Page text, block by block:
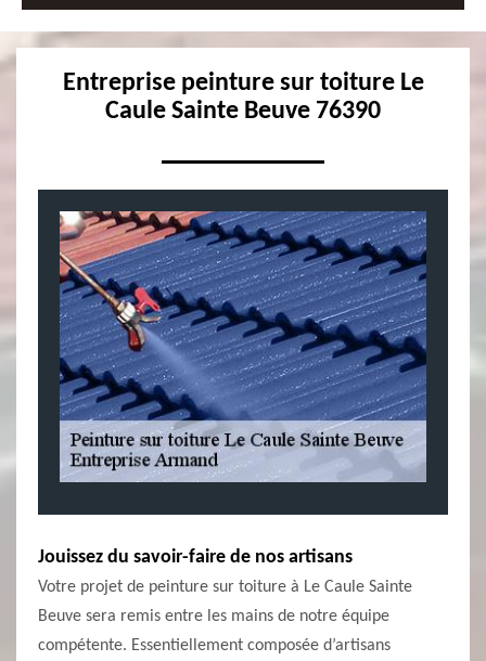
Entreprise peinture sur toiture Le
Caule Sainte Beuve 76390
Jouissez du savoir-faire de nos artisans
Votre projet de peinture sur toiture à Le Caule Sainte
Beuve sera remis entre les mains de notre équipe
compétente. Essentiellement composée d’artisans